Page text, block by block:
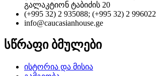
გალაკტიონ ტაბიძის 20
(+995 32) 2 935088; (+995 32) 2 996022
info@caucasianhouse.ge
სწრაფი ბმულები
ისტორია და მისია